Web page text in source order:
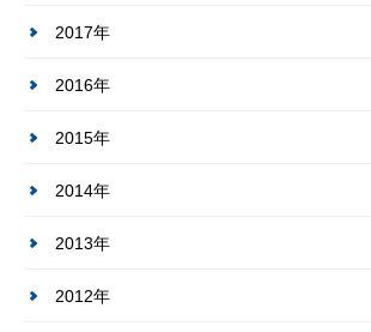
2017年
2016年
2015年
2014年
2013年
2012年